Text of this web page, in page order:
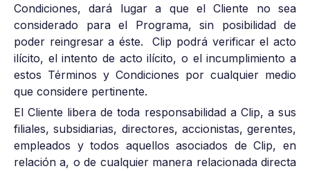
Condiciones, dará lugar a que el Cliente no sea
considerado para el Programa, sin posibilidad de
poder reingresar a éste. Clip podrá verificar el acto
ilícito, el intento de acto ilícito, o el incumplimiento a
estos Términos y Condiciones por cualquier medio
que considere pertinente.
El Cliente libera de toda responsabilidad a Clip, a sus
filiales, subsidiarias, directores, accionistas, gerentes,
empleados y todos aquellos asociados de Clip, en
relación a, o de cualquier manera relacionada directa